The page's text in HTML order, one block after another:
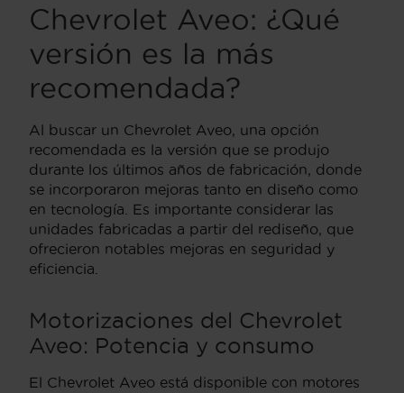
Chevrolet Aveo: ¿Qué
versión es la más
recomendada?
Al buscar un Chevrolet Aveo, una opción
recomendada es la versión que se produjo
durante los últimos años de fabricación, donde
se incorporaron mejoras tanto en diseño como
en tecnología. Es importante considerar las
unidades fabricadas a partir del rediseño, que
ofrecieron notables mejoras en seguridad y
eficiencia.
Motorizaciones del Chevrolet
Aveo: Potencia y consumo
El Chevrolet Aveo está disponible con motores